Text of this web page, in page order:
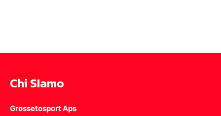
Chi SIamo
Grossetosport Aps